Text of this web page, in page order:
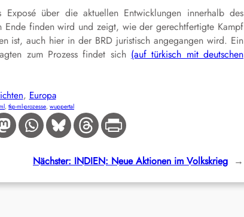
über die aktuellen Entwicklungen innerhalb des
Ende finden wird und zeigt, wie der gerechtfertigte Kampf
ist, auch hier in der BRD juristisch angegangen wird. Ein
zum Prozess findet sich (auf türkisch mit deutschen
, Europa
, tkp-ml-prozesse, wuppertal
Nächster: INDIEN: Neue Aktionen im Volkskrieg →